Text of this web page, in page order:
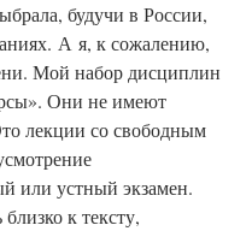
будучи в России,
А я, к сожалению,
Мой набор дисциплин
Они не имеют
лекции со свободным
или устный экзамен.
к тексту,